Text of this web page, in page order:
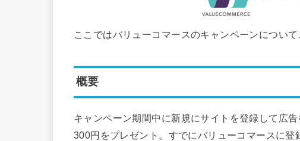
ここではバリューコマースのキャンペーンについて
概要
キャンペーン期間中に新規にサイトを登録して広
300円をプレゼント。すでにバリューコマースに